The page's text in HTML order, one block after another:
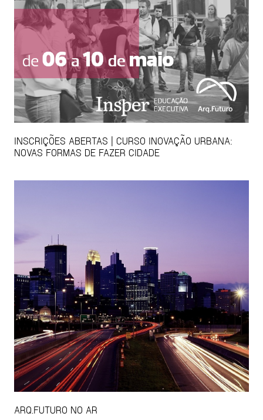
INSCRIÇÕES ABERTAS | CURSO INOVAÇÃO URBANA:
NOVAS FORMAS DE FAZER CIDADE
ARQ.FUTURO NO AR